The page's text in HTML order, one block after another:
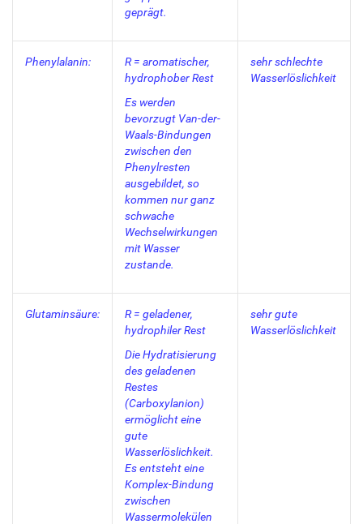
geprägt.
Phenylalanin:
R = aromatischer,
hydrophober Rest
Es werden
bevorzugt Van-der-
Waals-Bindungen
zwischen den
Phenylresten
ausgebildet, so
kommen nur ganz
schwache
Wechselwirkungen
mit Wasser
zustande.
sehr schlechte
Wasserlöslichkeit
Glutaminsäure:
R = geladener,
hydrophiler Rest
Die Hydratisierung
des geladenen
Restes
(Carboxylanion)
ermöglicht eine
gute
Wasserlöslichkeit.
Es entsteht eine
Komplex-Bindung
zwischen
Wassermolekülen
sehr gute
Wasserlöslichkeit